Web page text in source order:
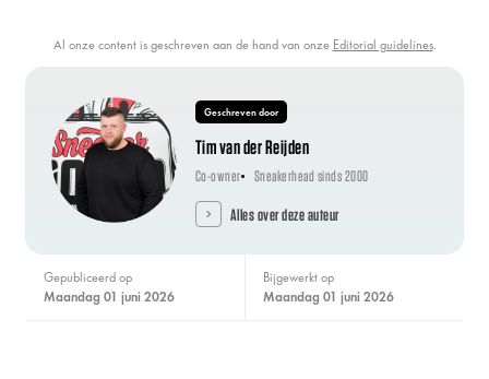
Al onze content is geschreven aan de hand van onze Editorial guidelines.
Geschreven door
Tim van der Reijden
Co-owner Sneakerhead sinds 2000
Alles over deze auteur
Gepubliceerd op
maandag 01 juni 2026
Bijgewerkt op
maandag 01 juni 2026